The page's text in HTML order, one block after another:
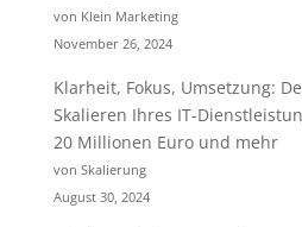
von Klein Marketing
November 26, 2024
Klarheit, Fokus, Umsetzung:
Skalieren Ihres IT-
20 Millionen Euro und mehr
von Skalierung
August 30, 2024